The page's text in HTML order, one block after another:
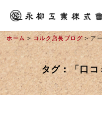
ホーム > コルク店長ブログ> アー
タグ：「口